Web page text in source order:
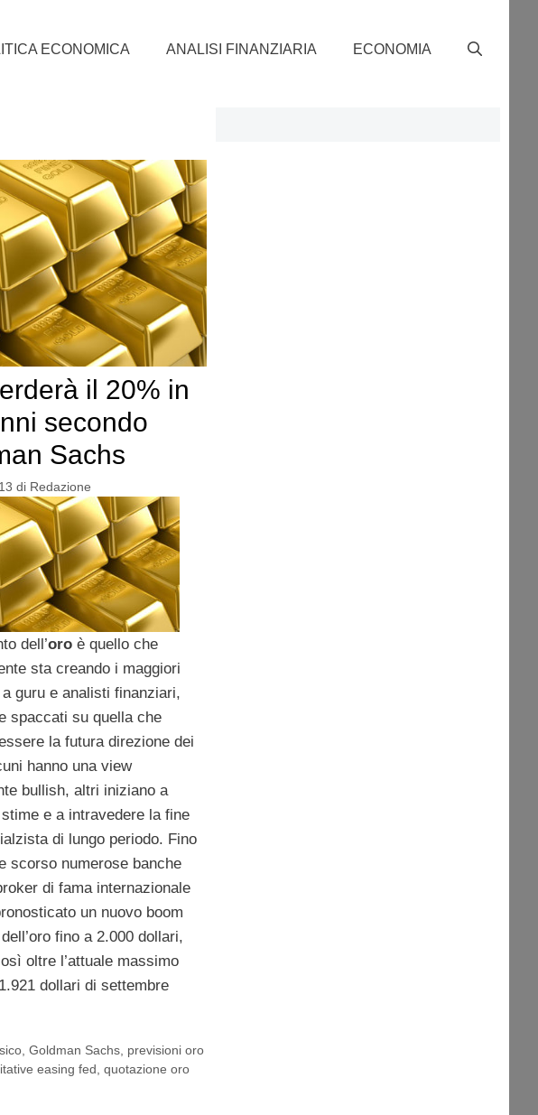
ECONOMICA ANALISI FINANZIARIA ECONOMIA
il 20% in
secondo
Sachs
di Redazione
dell’oroè quello che
sta creando i maggiori
guru e analisti finanziari,
spaccati su quella che
la futura direzione dei
hanno una view
bullish, altri iniziano a
e a intravedere la fine
di lungo periodo. Fino
scorso numerose banche
di fama internazionale
un nuovo boom
fino a 2.000 dollari,
oltre l’attuale massimo
dollari di settembre
,Goldman Sachs, previsioni oro
easing fed, quotazione oro